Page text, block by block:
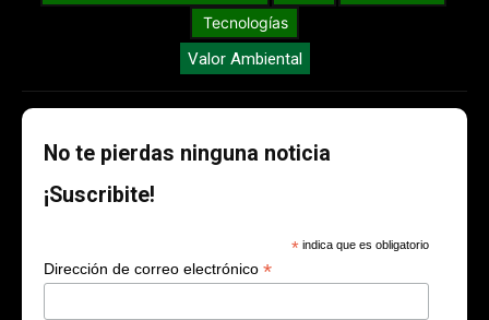
Tecnologías
Valor Ambiental
No te pierdas ninguna noticia
¡Suscribite!
* indica que es obligatorio
Dirección de correo electrónico *